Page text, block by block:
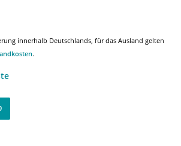
innerhalb Deutschlands, für das Ausland gelten
.